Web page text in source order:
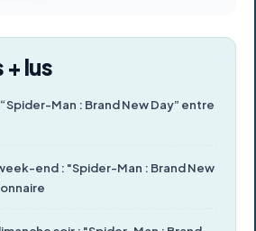
lus
“Spider-Man : Brand New Day” entre
end : "Spider-Man : Brand New